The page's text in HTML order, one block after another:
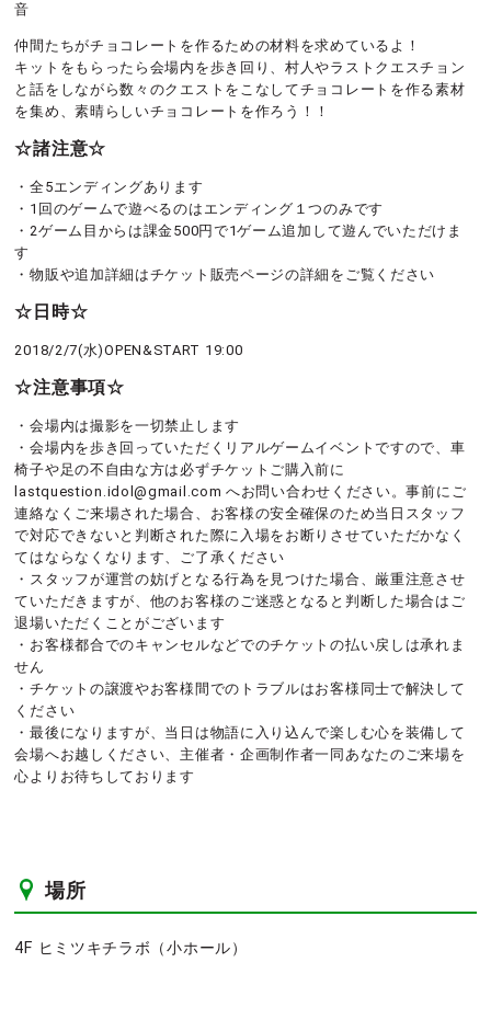
音
仲間たちがチョコレートを作るための材料を求めているよ！
キットをもらったら会場内を歩き回り、村人やラストクエスチョン
と話をしながら数々のクエストをこなしてチョコレートを作る素材
を集め、素晴らしいチョコレートを作ろう！！
☆諸注意☆
・全5エンディングあります
・1回のゲームで遊べるのはエンディング１つのみです
・2ゲーム目からは課金500円で1ゲーム追加して遊んでいただけま
す
・物販や追加詳細はチケット販売ページの詳細をご覧ください
☆日時☆
2018/2/7(水)OPEN&START 19:00
☆注意事項☆
・会場内は撮影を一切禁止します
・会場内を歩き回っていただくリアルゲームイベントですので、車
椅子や足の不自由な方は必ずチケットご購入前に
lastquestion.idol@gmail.com へお問い合わせください。事前にご
連絡なくご来場された場合、お客様の安全確保のため当日スタッフ
で対応できないと判断された際に入場をお断りさせていただかなく
てはならなくなります、ご了承ください
・スタッフが運営の妨げとなる行為を見つけた場合、厳重注意させ
ていただきますが、他のお客様のご迷惑となると判断した場合はご
退場いただくことがございます
・お客様都合でのキャンセルなどでのチケットの払い戻しは承れま
せん
・チケットの譲渡やお客様間でのトラブルはお客様同士で解決して
ください
・最後になりますが、当日は物語に入り込んで楽しむ心を装備して
会場へお越しください、主催者・企画制作者一同あなたのご来場を
心よりお待ちしております
場所
4F ヒミツキチラボ（小ホール）